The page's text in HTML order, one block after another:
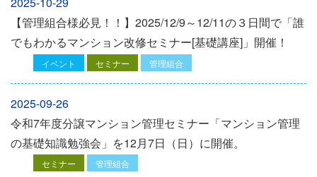
【管理組合様必見！！】2025/12/9～12/11の３日間で「誰
でもわかるマンション改修セミナー[基礎講座]」開催！
イベント セミナー 管理組合
2025-09-26
令和7年度分譲マンション管理セミナー「マンション管理
の基礎知識勉強会」を12⽉7⽇（⽇）に開催。
セミナー 管理組合